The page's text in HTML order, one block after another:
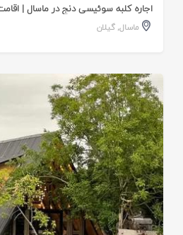
اجاره کلبه سوئیسی دنج در ماسال |
ماسال,گیلان